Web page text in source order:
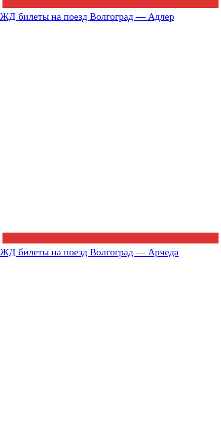
ЖД билеты на поезд Волгоград — Адлер
ЖД билеты на поезд Волгоград — Арчеда